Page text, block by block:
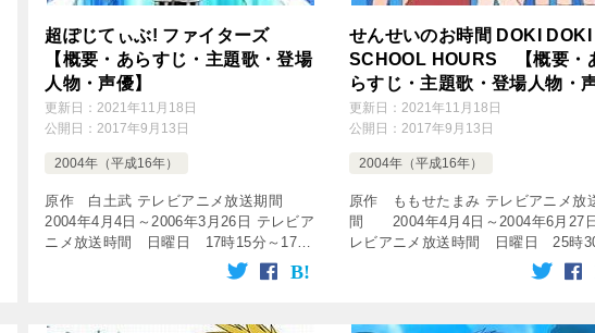
超ぽじてぃぶ! ファイターズ
【概要・あらすじ・主題歌・登場
人物・声優】
更新日： 2021年11月18日
公開日： 2017年9月13日
2004年（平成16年）
原作 白土武 テレビアニメ放送期間
2004年4月4日～2006年3月26日 テレビア
ニメ放送時間 日曜日 17時15分～17時
20分 など 放送局 テレビ東京系列 話
数 全101話 [tubepress output= […]
せんせいのお時間 DOKI DOKI
SCHOOL HOURS 【概要・
らすじ・主題歌・登場人物・
優】
更新日： 2021年11月18日
公開日： 2017年9月13日
2004年（平成16年）
原作 ももせたまみ テレビアニメ放
間 2004年4月4日～2004年6月27
レビアニメ放送時間 日曜日 25時30
～26時00分 放送局 テレビ東京系列
数 全13話 [tubepress output= […]